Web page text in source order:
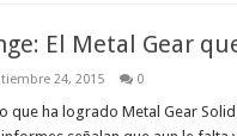
El Metal Gear
24, 2015 0
que ha logrado Metal Gear Solid